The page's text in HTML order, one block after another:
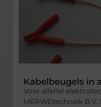
Kabelbeugels in
Voor allerlei
MERWEtechniek